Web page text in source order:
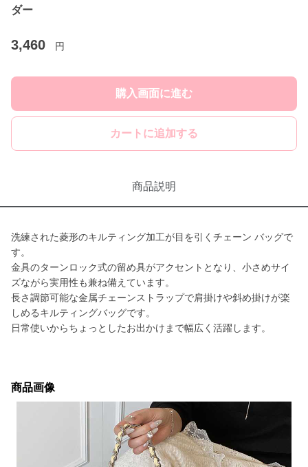
ダー
3,460 円
購入画面に進む
カートに追加する
商品説明
洗練された菱形のキルティング加工が目を引くチェーン バッグで
す。
金具のターンロック式の留め具がアクセントとなり、小さめサイ
ズながら実用性も兼ね備えています。
長さ調節可能な金属チェーンストラップで肩掛けや斜め掛けが楽
しめるキルティングバッグです。
日常使いからちょっとしたお出かけまで幅広く活躍します。
商品画像